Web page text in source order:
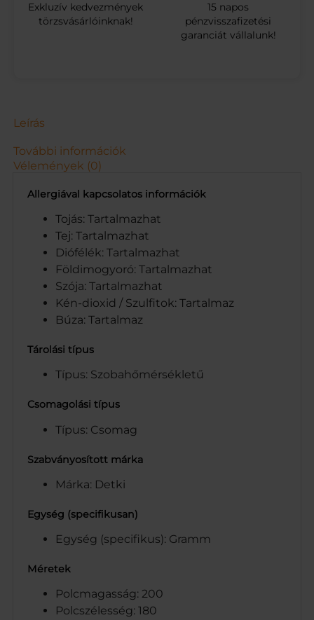
Z
T
0
G
m
n
y
s
é
Exkluzív kedvezmények
törzsvásárlóinknak!
15 napos
pénzvisszafizetési
garanciát vállalunk!
Leírás
További információk
Vélemények (0)
Allergiával kapcsolatos információk
Tojás: Tartalmazhat
Tej: Tartalmazhat
Diófélék: Tartalmazhat
Földimogyoró: Tartalmazhat
Szója: Tartalmazhat
Kén-dioxid / Szulfitok: Tartalmaz
Búza: Tartalmaz
Tárolási típus
Típus: Szobahőmérsékletű
Csomagolási típus
Típus: Csomag
Szabványosított márka
Márka: Detki
Egység (specifikusan)
Egység (specifikus): Gramm
Méretek
Polcmagasság: 200
Polcszélesség: 180